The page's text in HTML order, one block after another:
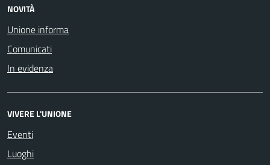
NOVITÀ
Unione informa
Comunicati
In evidenza
VIVERE L'UNIONE
Eventi
Luoghi